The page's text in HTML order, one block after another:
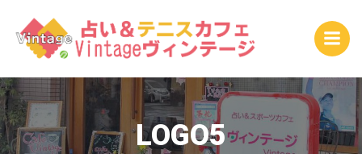
ン
テ
ツ
へ
ス
キ
LOGO5